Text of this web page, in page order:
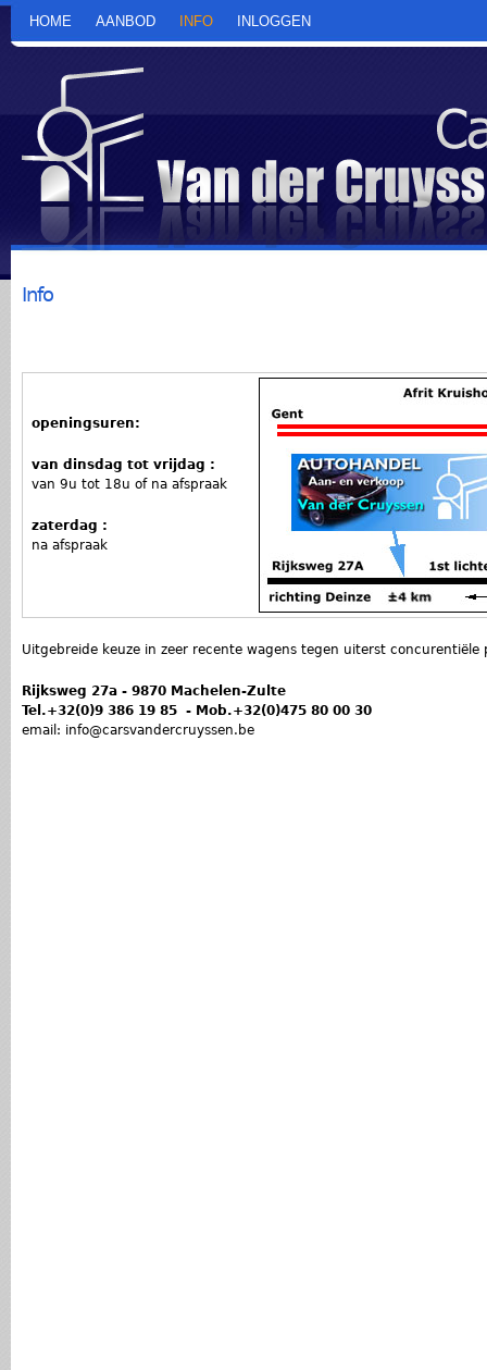
HOME AANBOD INFO INLOGGEN
U bent hier
Info
openingsuren:
van dinsdag tot vrijdag :
van 9u tot 18u of na afspraak
zaterdag :
na afspraak
Uitgebreide keuze in zeer recente wagens tegen uiterst concurentiële
Rijksweg 27a - 9870 Machelen-Zulte
Tel.+32(0)9 386 19 85 - Mob.+32(0)475 80 00 30
email: info@carsvandercruyssen.be